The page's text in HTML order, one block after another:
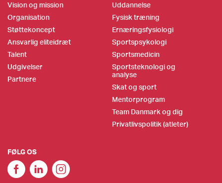
Vision og mission
Organisation
Støttekoncept
Ansvarlig eliteidræt
Talent
Udgivelser
Partnere
Uddannelse
Fysisk træning
Ernæringsfysiologi
Sportspsykologi
Sportsmedicin
Sportsteknologi og
analyse
Skat og sport
Mentorprogram
Team Danmark og dig
Privatlivspolitik (atleter)
FØLG OS